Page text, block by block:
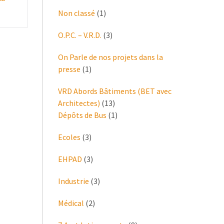
Non classé (1)
O.P.C. – V.R.D. (3)
On Parle de nos projets dans la
presse (1)
VRD Abords Bâtiments (BET avec
Architectes) (13)
Dépôts de Bus (1)
Ecoles (3)
EHPAD (3)
Industrie (3)
Médical (2)